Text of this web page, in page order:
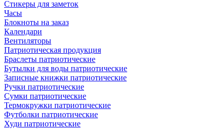
Стикеры для заметок
Часы
Блокноты на заказ
Календари
Вентиляторы
Патриотическая продукция
Браслеты патриотические
Бутылки для воды патриотические
Записные книжки патриотические
Ручки патриотические
Сумки патриотические
Термокружки патриотические
Футболки патриотические
Худи патриотические